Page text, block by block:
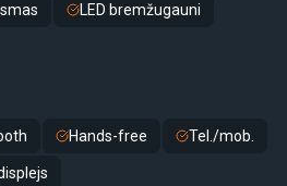
LED bremžugauni
Hands-free Tel./mob.